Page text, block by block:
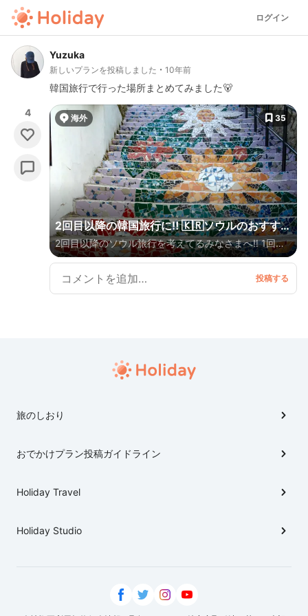
ログイン
Yuzuka
新しいプランを投稿しました 10年前
韓国旅行で行った場所まとめてみました🐻
4 海外 35
2回目以降の韓国旅行に‼︎ 🇰🇷ソウルのおすすめ
スポットリスト📍
2回目以降のソウル旅行を考えてるみなさまへ‼︎ 1回目
はガイドブックとかを見てざっとまわってみたけど、2
回目はマイナーなとこも行ってみたい！という方に‼︎少
しマイナーかもしれないオススメスポットをまとめて
旅のしおり
おでかけプラン投稿ガイドライン
Holiday Travel
Holiday Studio